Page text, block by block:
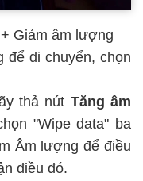
Giảm âm lượng
để di chuyển, chọn
thả nút Tăng âm
"Wipe data" ba
Âm lượng để điều
điều đó.